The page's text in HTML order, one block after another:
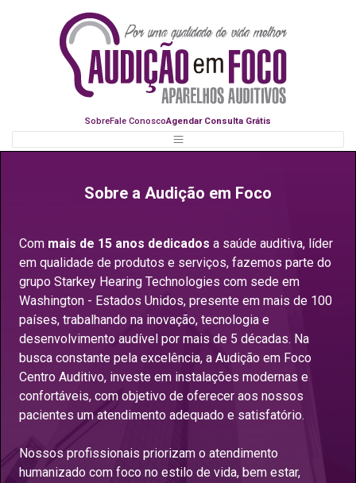
SobreFale ConoscoAgendar Consulta Grátis
Sobre a Audição em Foco
Com mais de 15 anos dedicados a saúde auditiva, líder
em qualidade de produtos e serviços, fazemos parte do
grupo Starkey Hearing Technologies com sede em
Washington - Estados Unidos, presente em mais de 100
países, trabalhando na inovação, tecnologia e
desenvolvimento audível por mais de 5 décadas. Na
busca constante pela excelência, a Audição em Foco
Centro Auditivo, investe em instalações modernas e
confortáveis, com objetivo de oferecer aos nossos
pacientes um atendimento adequado e satisfatório.
Nossos profissionais priorizam o atendimento
humanizado com foco no estilo de vida, bem estar,